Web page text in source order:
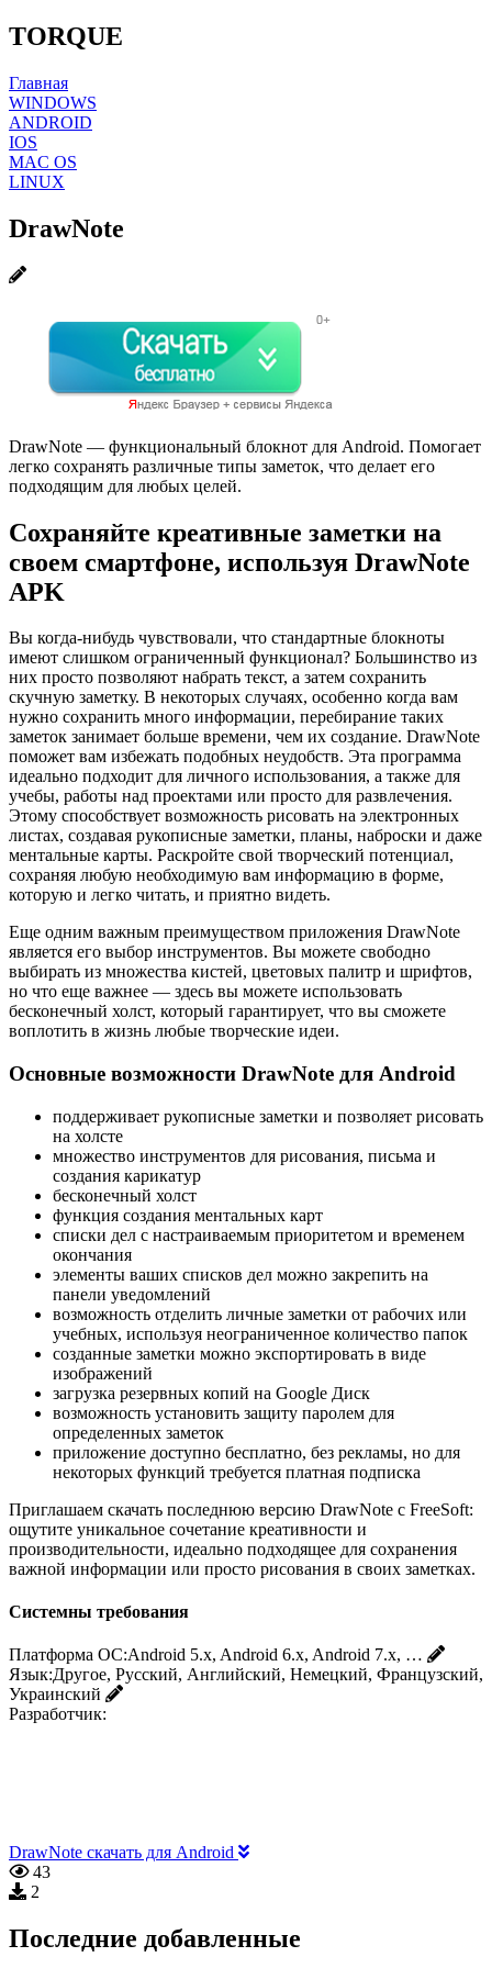
TORQUE
Главная
WINDOWS
ANDROID
IOS
MAC OS
LINUX
DrawNote
DrawNote — функциональный блокнот для Android. Помогает
легко сохранять различные типы заметок, что делает его
подходящим для любых целей.
Сохраняйте креативные заметки на
своем смартфоне, используя DrawNote
APK
Вы когда-нибудь чувствовали, что стандартные блокноты
имеют слишком ограниченный функционал? Большинство из
них просто позволяют набрать текст, а затем сохранить
скучную заметку. В некоторых случаях, особенно когда вам
нужно сохранить много информации, перебирание таких
заметок занимает больше времени, чем их создание. DrawNote
поможет вам избежать подобных неудобств. Эта программа
идеально подходит для личного использования, а также для
учебы, работы над проектами или просто для развлечения.
Этому способствует возможность рисовать на электронных
листах, создавая рукописные заметки, планы, наброски и даже
ментальные карты. Раскройте свой творческий потенциал,
сохраняя любую необходимую вам информацию в форме,
которую и легко читать, и приятно видеть.
Еще одним важным преимуществом приложения DrawNote
является его выбор инструментов. Вы можете свободно
выбирать из множества кистей, цветовых палитр и шрифтов,
но что еще важнее — здесь вы можете использовать
бесконечный холст, который гарантирует, что вы сможете
воплотить в жизнь любые творческие идеи.
Основные возможности DrawNote для Android
поддерживает рукописные заметки и позволяет рисовать
на холсте
множество инструментов для рисования, письма и
создания карикатур
бесконечный холст
функция создания ментальных карт
списки дел с настраиваемым приоритетом и временем
окончания
элементы ваших списков дел можно закрепить на
панели уведомлений
возможность отделить личные заметки от рабочих или
учебных, используя неограниченное количество папок
созданные заметки можно экспортировать в виде
изображений
загрузка резервных копий на Google Диск
возможность установить защиту паролем для
определенных заметок
приложение доступно бесплатно, без рекламы, но для
некоторых функций требуется платная подписка
Приглашаем скачать последнюю версию DrawNote с FreeSoft:
ощутите уникальное сочетание креативности и
производительности, идеально подходящее для сохранения
важной информации или просто рисования в своих заметках.
Системны требования
Платформа ОС:Android 5.x, Android 6.x, Android 7.x, …
Язык:Другое, Русский, Английский, Немецкий, Французский,
Украинский
Разработчик:
DrawNote скачать для Android
43
2
Последние добавленные